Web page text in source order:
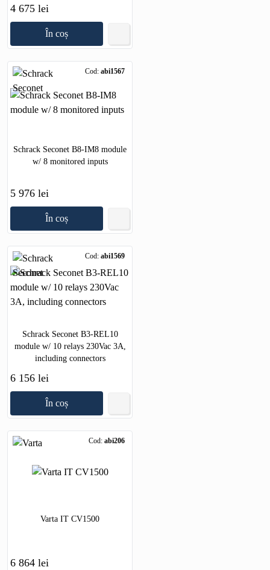
4 675 lei
În coș
Cod: abi1567
Schrack Seconet B8-IM8 module
w/ 8 monitored inputs
5 976 lei
În coș
Cod: abi1569
Schrack Seconet B3-REL10
module w/ 10 relays 230Vac 3A,
including connectors
6 156 lei
În coș
Cod: abi206
Varta IT CV1500
6 864 lei